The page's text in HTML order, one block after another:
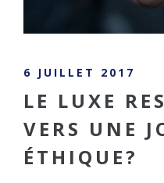
6 JUILLET 2017
LE LUXE
VERS UNE
ÉTHIQUE?